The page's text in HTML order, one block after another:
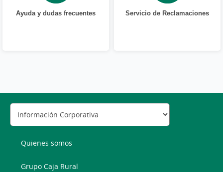
Ayuda y dudas frecuentes Servicio de Reclamaciones
Quienes somos
Grupo Caja Rural